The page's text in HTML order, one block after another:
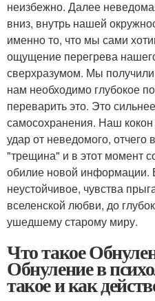
неизбежно. Далее
вниз, внутрь нашей
именно то, что мы сами
ощущение перегрева
сверхразумом. Мы
нам необходимо глубокое
переварить это. Это
самосохранения. Наш кокон
удар от неведомого, отчего
"трещина" и в этот момент
обилие новой информации.
неустойчивое, чувства
вселенской любви, до
ушедшему старому миру.
Что такое
Обнуление в
такое и как